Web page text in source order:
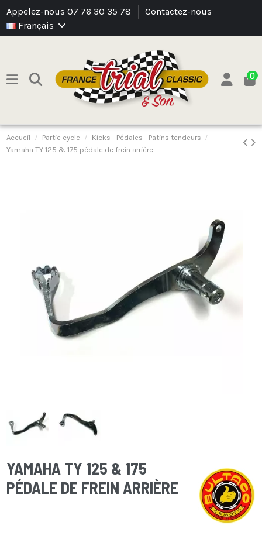
Appelez-nous 07 76 30 35 78
Contactez-nous
Français
0
Accueil Partie cycle
Kicks - Pédales - Patins tendeurs
Yamaha TY 125 & 175 pédale de frein arrière
YAMAHA TY 125 & 175
PÉDALE DE FREIN ARRIÈRE